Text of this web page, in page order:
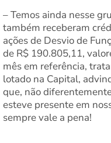
– Temos ainda nesse
também receberam
ações de Desvio de
de R$ 190.805,11,
mês em referência,
lotado na Capital,
que, não
esteve presente em
sempre vale a pena!